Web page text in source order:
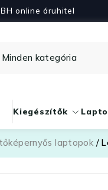
online áruhitel
Kiegészítők
laptopok /